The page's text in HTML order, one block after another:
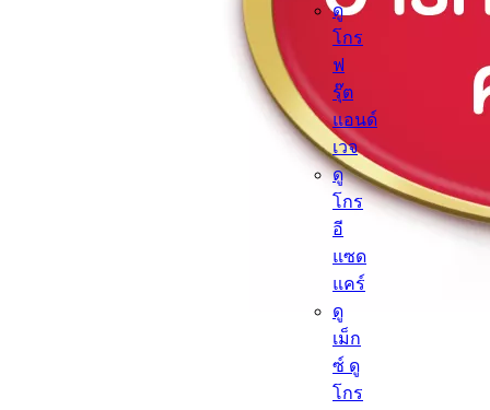
ดู
โกร
ฟ
รุ๊ต
แอนด์
เวจ
ดู
โกร
อี
แซด
แคร์
ดู
เม็ก
ซ์ ดู
โกร